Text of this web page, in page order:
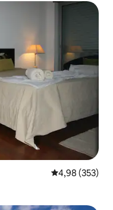
4,98 de uma
4,98 (353)